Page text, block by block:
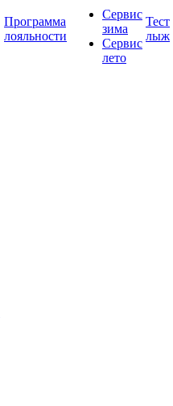
Программа
лояльности
Сервис
зима
Сервис
лето
Тест
лыж